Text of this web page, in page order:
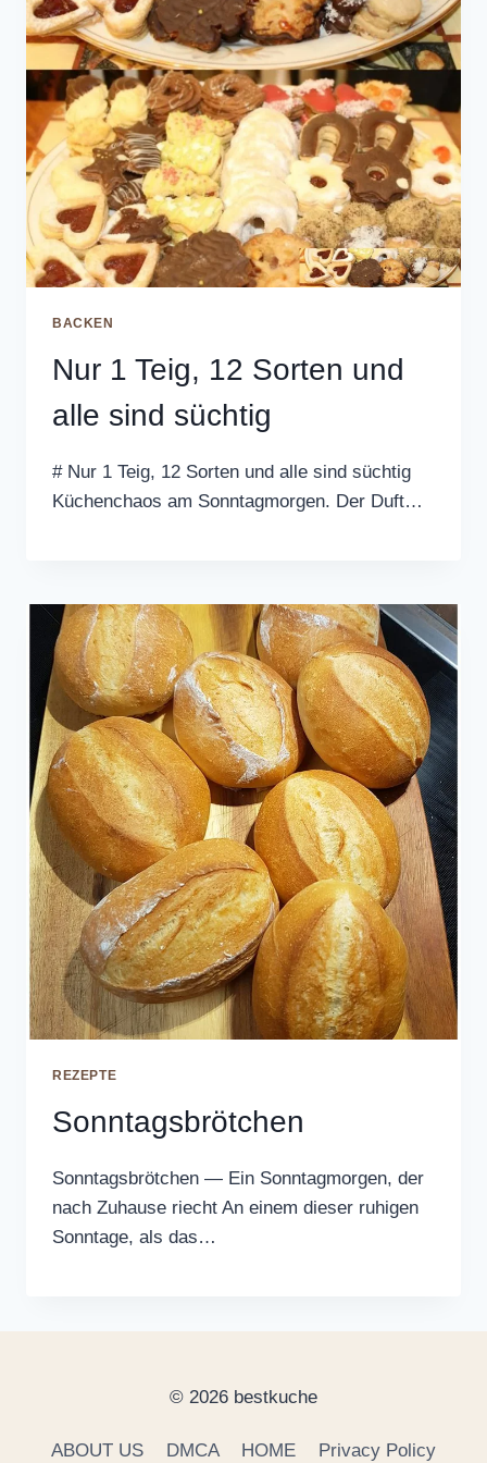
BACKEN
Nur 1 Teig, 12 Sorten und
alle sind süchtig
# Nur 1 Teig, 12 Sorten und alle sind süchtig
Küchenchaos am Sonntagmorgen. Der Duft…
REZEPTE
Sonntagsbrötchen
Sonntagsbrötchen — Ein Sonntagmorgen, der
nach Zuhause riecht An einem dieser ruhigen
Sonntage, als das…
© 2026 bestkuche
ABOUT US DMCA HOME Privacy Policy